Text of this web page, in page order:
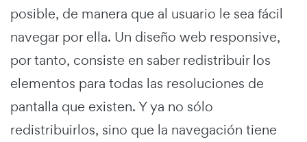
posible, de manera que al usuario le sea fácil
navegar por ella. Un diseño web responsive,
por tanto, consiste en saber redistribuir los
elementos para todas las resoluciones de
pantalla que existen. Y ya no sólo
redistribuirlos, sino que la navegación tiene